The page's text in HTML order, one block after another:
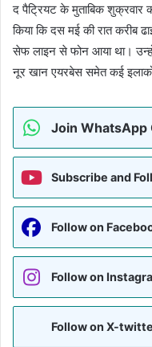
द पैट्रियट के मुताबिक शुक्रवार
किया कि दस मई की रात करीब
सेफ लाइन से फोन आया था।
नूर खान एयरबेस समेत कई
Join WhatsApp
Subscribe and
Follow on
Follow on
Follow on X-